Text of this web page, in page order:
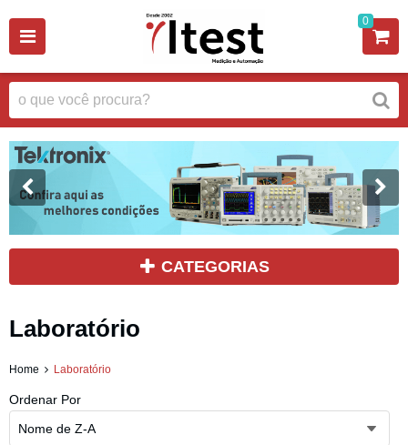
0
CATEGORIAS
Laboratório
Home Laboratório
Ordenar Por
Nome de Z-A